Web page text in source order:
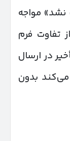
نشد» مواجه
تفاوت فرم
در ارسال
بدون